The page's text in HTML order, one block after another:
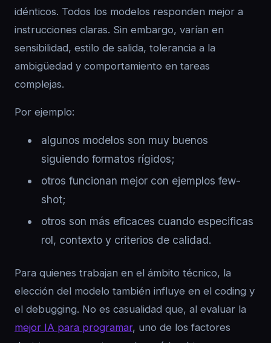
idénticos. Todos los modelos responden mejor a
instrucciones claras. Sin embargo, varían en
sensibilidad, estilo de salida, tolerancia a la
ambigüedad y comportamiento en tareas
complejas.
Por ejemplo:
algunos modelos son muy buenos
siguiendo formatos rígidos;
otros funcionan mejor con ejemplos few-
shot;
otros son más eficaces cuando especificas
rol, contexto y criterios de calidad.
Para quienes trabajan en el ámbito técnico, la
elección del modelo también influye en el coding y
el debugging. No es casualidad que, al evaluar la
mejor IA para programar, uno de los factores